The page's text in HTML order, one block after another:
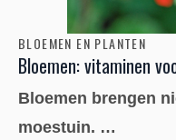
BLOEMEN EN PLANTEN
Bloemen: vitaminen
Bloemen brengen
moestuin. …